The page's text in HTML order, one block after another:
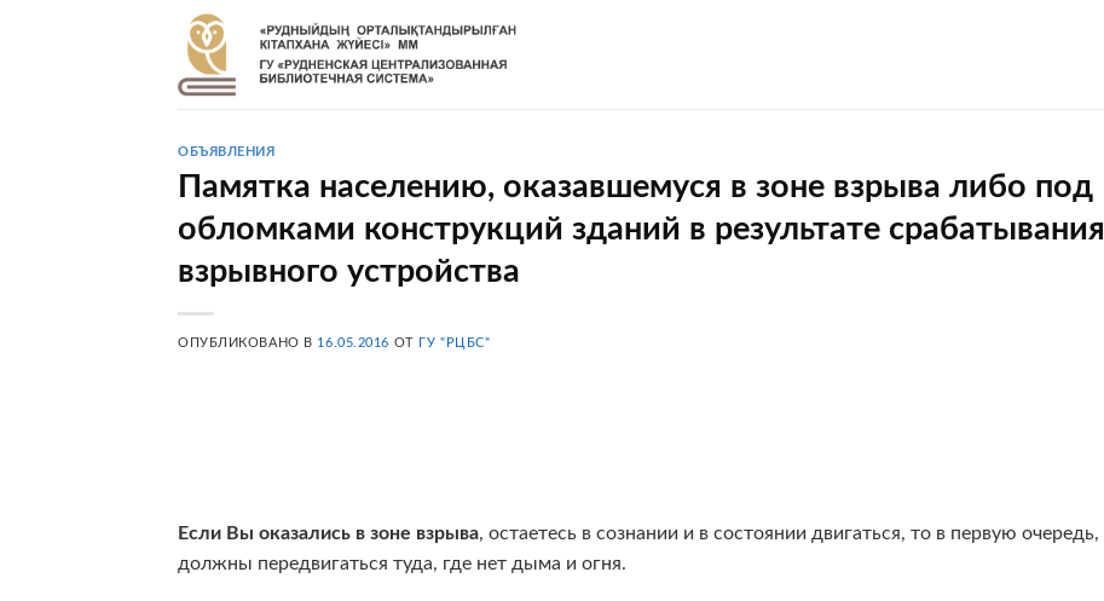
ОБЪЯВЛЕНИЯ
Памятка населению, оказавшемуся в зоне взрыва либо под
обломками конструкций зданий в результате срабатывания
взрывного устройства
ОПУБЛИКОВАНО В 16.05.2016 ОТ ГУ "РЦБС"
Если Вы оказались в зоне взрыва, остаетесь в сознании и в состоянии двигаться, то в первую очередь,
должны передвигаться туда, где нет дыма и огня.